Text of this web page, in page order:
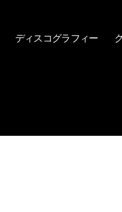
ディスコグラフィー